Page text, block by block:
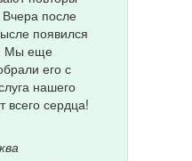
Вчера после
появился
Мы еще
его с
нашего
всего сердца!